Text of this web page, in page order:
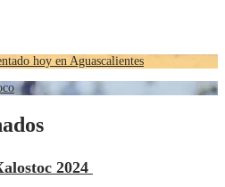
hoy en Aguascalientes
2024